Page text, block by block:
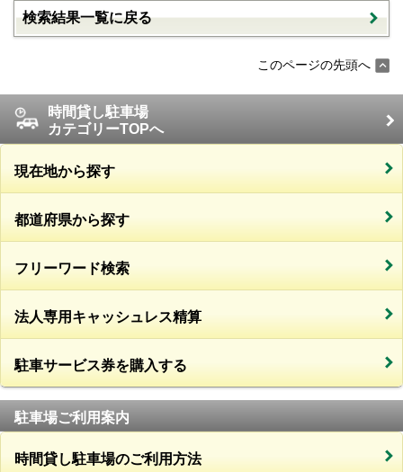
検索結果一覧に戻る
このページの先頭へ
時間貸し駐車場
カテゴリーTOPへ
現在地から探す
都道府県から探す
フリーワード検索
法人専用キャッシュレス精算
駐車サービス券を購入する
駐車場ご利用案内
時間貸し駐車場のご利用方法